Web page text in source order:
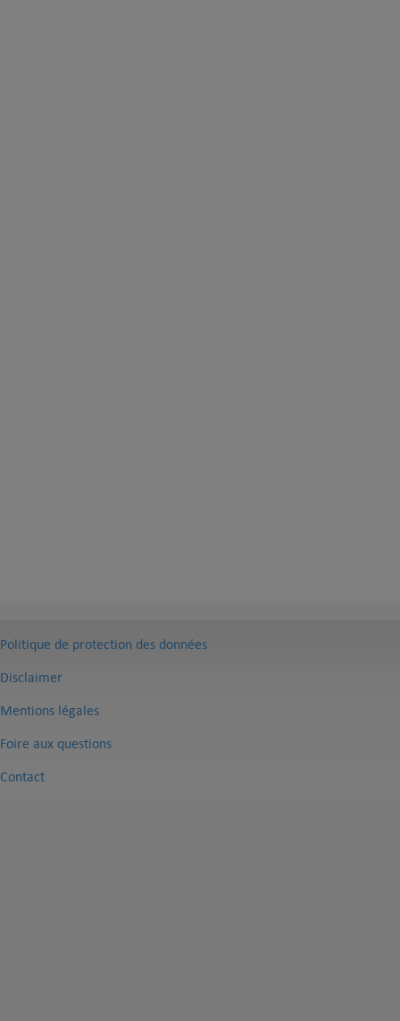
Politique de protection des données
Disclaimer
Mentions légales
Foire aux questions
Contact